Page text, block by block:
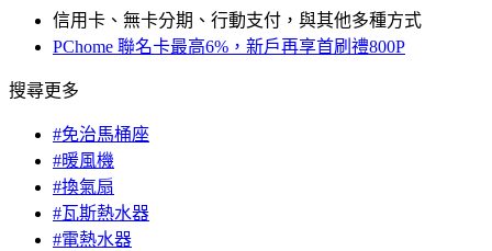
信用卡、無卡分期、行動支付，與其他多種方式
PChome 聯名卡最高6%，新戶再享首刷禮800P
搜尋更多
#免治馬桶座
#暖風機
#換氣扇
#瓦斯熱水器
#電熱水器